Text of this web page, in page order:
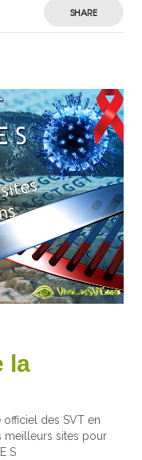
SHARE
la
des SVT en
meilleurs sites pour
S